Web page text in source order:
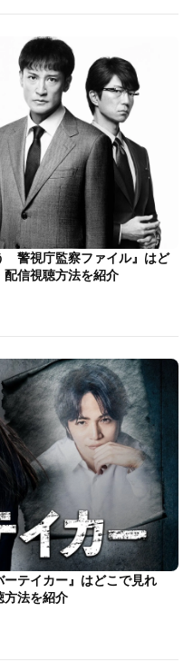
警視庁監察ファイル』はど
信視聴方法を紹介
テイカー』はどこで見れ
方法を紹介